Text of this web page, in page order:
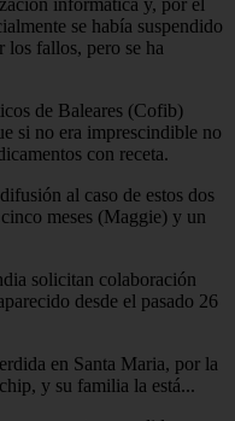
se había suspendido
los fallos, pero se ha
de Baleares (Cofib)
si no era imprescindible no
con receta.
al caso de estos dos
meses (Maggie) y un
solicitan colaboración
desde el pasado 26
en Santa Maria, por la
y su familia la está...